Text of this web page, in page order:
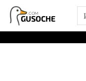
GUSOCHE
.COM